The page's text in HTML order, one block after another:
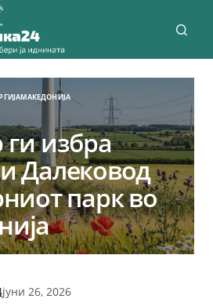
МАКЕДОНИЈА
ги избра
Далековод
парк во
јуни 26, 2026